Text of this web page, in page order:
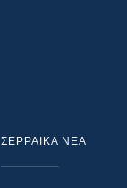
ΣΕΡΡΑΙΚΑ ΝΕΑ